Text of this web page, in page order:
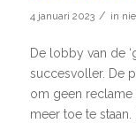
4 januari 2023 / in
De lobby van de
succesvoller. De
om geen reclame
meer toe te